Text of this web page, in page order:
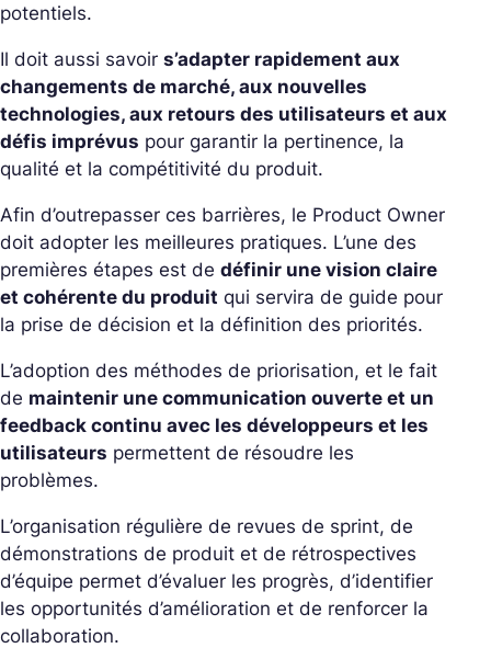
potentiels.
Il doit aussi savoir s’adapter rapidement aux
changements de marché, aux nouvelles
technologies, aux retours des utilisateurs et aux
défis imprévus pour garantir la pertinence, la
qualité et la compétitivité du produit.
Afin d’outrepasser ces barrières, le Product Owner
doit adopter les meilleures pratiques. L’une des
premières étapes est de définir une vision claire
et cohérente du produit qui servira de guide pour
la prise de décision et la définition des priorités.
L’adoption des méthodes de priorisation, et le fait
de maintenir une communication ouverte et un
feedback continu avec les développeurs et les
utilisateurs permettent de résoudre les
problèmes.
L’organisation régulière de revues de sprint, de
démonstrations de produit et de rétrospectives
d’équipe permet d’évaluer les progrès, d’identifier
les opportunités d’amélioration et de renforcer la
collaboration.